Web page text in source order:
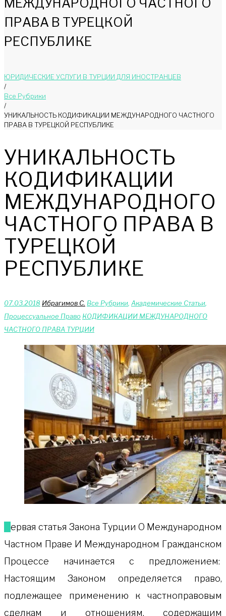
ПРАВА В ТУРЕЦКОЙ
РЕСПУБЛИКЕ
ЮРИДИЧЕСКИЕ УСЛУГИ В ТУРЦИИ ДЛЯ ИНОСТРАНЦЕВ
/
Bce Pyбрики
/
УНИКАЛЬНОСТЬ КОДИФИКАЦИИ МЕЖДУНАРОДНОГО ЧАСТНОГО
ПРАВА В ТУРЕЦКОЙ РЕСПУБЛИКЕ
УНИКАЛЬНОСТЬ
КОДИФИКАЦИИ
МЕЖДУНАРОДНОГО
ЧАСТНОГО ПРАВА В
ТУРЕЦКОЙ
РЕСПУБЛИКЕ
07.03.2018 Ибрагимов С. Bce Pyбрики Академические Статьи
Процессуальное Право КОДИФИКАЦИИ МЕЖДУНАРОДНОГО
ЧАСТНОГО ПРАВА ТУРЦИИ
Частном Праве И Международном Гражданском
Процессе начинается с предложением:
Настоящим Законом определяется право,
подлежащее применению к частноправовым
сделкам и отношениям, содержащим